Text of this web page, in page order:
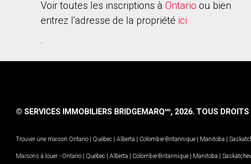
Voir toutes les inscriptions à Ontario ou bien
entrez l'adresse de la propriété ici
.
© SERVICES IMMOBILIERS BRIDGEMARQMD, 2026. TOUS DROITS
Trouver une maison Ontario | Québec | Alberta | Colombie-Britannique | Manitoba |
Maisons à louer - Ontario | Québec | Alberta | Colombie-Britannique | Manitoba |